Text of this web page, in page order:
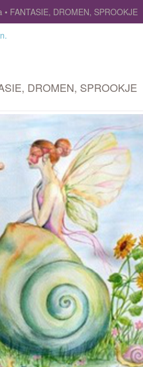
FANTASIE, DROMEN, SPROOKJE
.
DROMEN, SPROOKJE